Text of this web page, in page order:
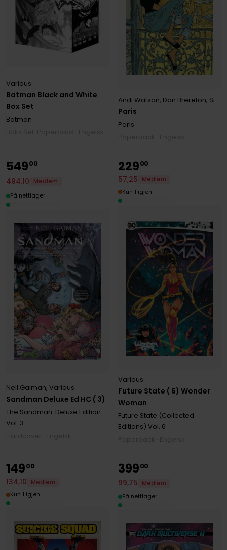
Batman Black and White
Box Set
Various
Batman
Paris
Andi Watson, Dan Brereton, Simon Gane
Paris
Sandman Deluxe Ed HC ( 3)
Neil Gaiman, Various
The Sandman: Deluxe Edition
Vol. 3
54900
494,10
Medlem
På nettlager
Future State ( 6) Wonder
Woman
Various
Future State (Collected
Editions) Vol. 6
22900
57,25
Medlem
Kun 1 igjen
14900
134,10
Medlem
Kun 1 igjen
39900
99,75
Medlem
På nettlager